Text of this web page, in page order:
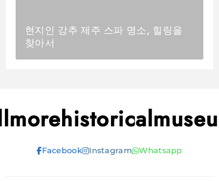
현지인 강추 제주 스파 명소, 힐링을
찾아서
Facebook Instagram Whatsapp